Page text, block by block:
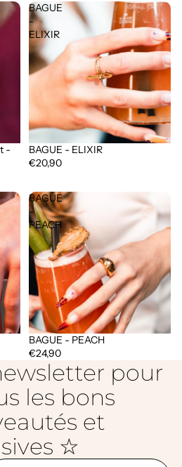
-
BAGUE
-
ELIXIR
Épuisé
BAGUE - ELIXIR
€20,90
BAGUE
-
PEACH
BAGUE - PEACH
€24,90
pour
les bons
et
☆